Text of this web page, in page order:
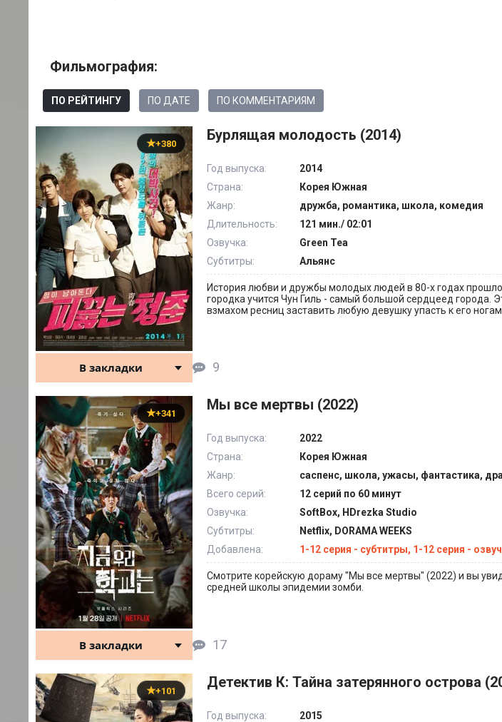
Фильмография:
ПО РЕЙТИНГУ ПО ДАТЕ ПО КОММЕНТАРИЯМ
+380 Бурлящая молодость (2014)
Год выпуска:
2014
Страна:
Корея Южная
Жанр:
дружба, романтика, школа, комедия
Длительность:
121 мин./ 02:01
Озвучка:
Green Tea
Субтитры:
Альянс
История любви и дружбы молодых людей в 80-х годах
городка учится Чун Гиль - самый большой сердцеед города.
взмахом ресниц заставить любую девушку упасть к его
В закладки 9
+341 Мы все мертвы (2022)
Год выпуска:
2022
Страна:
Корея Южная
Жанр:
саспенс, школа, ужасы, фантастика,
Всего серий:
12 серий по 60 минут
Озвучка:
SoftBox, HDrezka Studio
Субтитры:
Netflix, DORAMA WEEKS
Добавлена:
1-12 серия - субтитры, 1-12 серия -
Смотрите корейскую дораму "Мы все мертвы" (2022) и вы
средней школы эпидемии зомби.
В закладки 17
+101 Детектив К: Тайна затерянного острова
Год выпуска:
2015